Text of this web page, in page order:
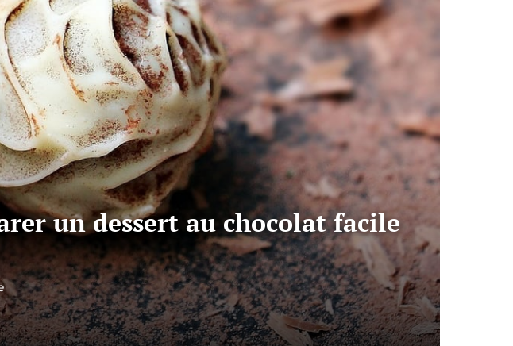
un dessert au chocolat facile